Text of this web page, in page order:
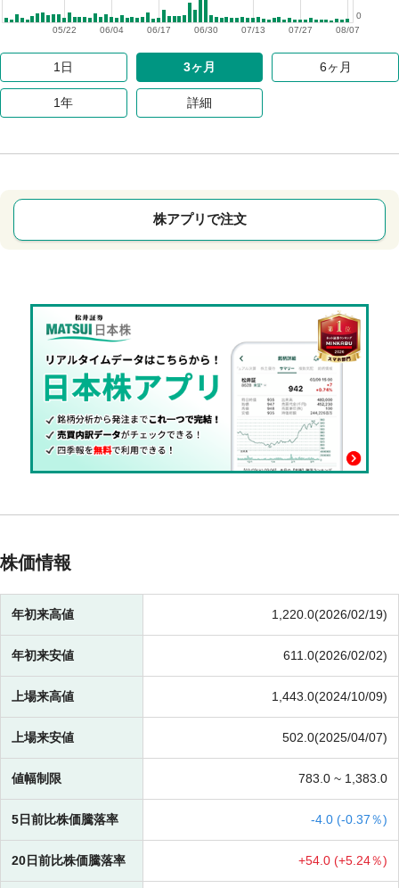
08/07
07/27
07/13
06/30
06/17
06/04
05/22
0
1日 3ヶ月 6ヶ月
1年 詳細
株アプリで注文
株価情報
年初来高値 1,220.0(2026/02/19)
年初来安値 611.0(2026/02/02)
上場来高値 1,443.0(2024/10/09)
上場来安値 502.0(2025/04/07)
値幅制限 783.0 ~ 1,383.0
5日前比株価騰落率 -4.0 (-0.37％)
20日前比株価騰落率 +54.0 (+5.24％)